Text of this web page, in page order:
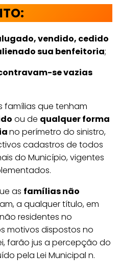
vendido, cedido
sua benfeitoria;
se vazias
famílias que tenham
ou de qualquer forma
no perímetro do sinistro,
cadastros de todos
do Município, vigentes
as famílias não
a qualquer título, em
residentes no
motivos dispostos no
farão jus a percepção do
pela Lei Municipal n.